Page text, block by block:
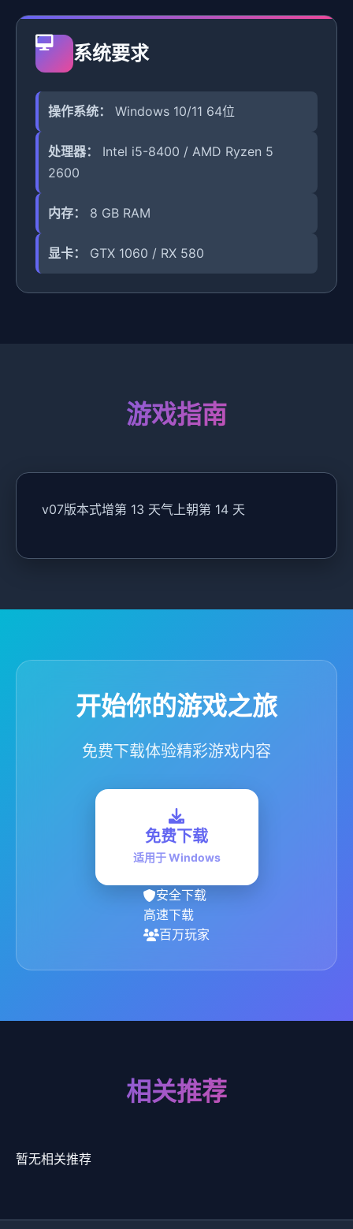
系统要求
操作系统： Windows 10/11 64位
处理器：
Intel i5-8400 / AMD Ryzen 5
2600
内存： 8 GB RAM
显卡： GTX 1060 / RX 580
游戏指南
v07版本式增第 13 天气上朝第 14 天
开始你的游戏之旅
免费下载体验精彩游戏内容
免费下载
适用于 Windows
安全下载
高速下载
百万玩家
相关推荐
暂无相关推荐